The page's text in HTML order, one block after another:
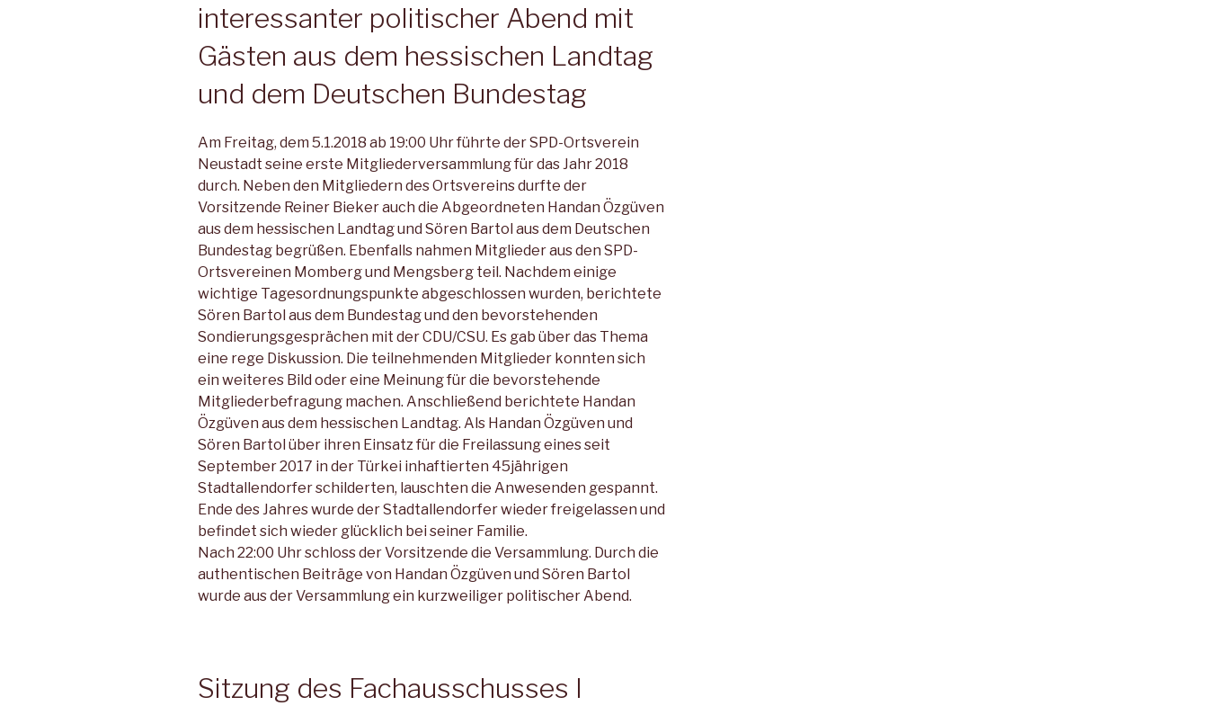
interessanter politischer Abend mit
Gästen aus dem hessischen Landtag
und dem Deutschen Bundestag
Am Freitag, dem 5.1.2018 ab 19:00 Uhr führte der SPD-Ortsverein
Neustadt seine erste Mitgliederversammlung für das Jahr 2018
durch. Neben den Mitgliedern des Ortsvereins durfte der
Vorsitzende Reiner Bieker auch die Abgeordneten Handan Özgüven
aus dem hessischen Landtag und Sören Bartol aus dem Deutschen
Bundestag begrüßen. Ebenfalls nahmen Mitglieder aus den SPD-
Ortsvereinen Momberg und Mengsberg teil. Nachdem einige
wichtige Tagesordnungspunkte abgeschlossen wurden, berichtete
Sören Bartol aus dem Bundestag und den bevorstehenden
Sondierungsgesprächen mit der CDU/CSU. Es gab über das Thema
eine rege Diskussion. Die teilnehmenden Mitglieder konnten sich
ein weiteres Bild oder eine Meinung für die bevorstehende
Mitgliederbefragung machen. Anschließend berichtete Handan
Özgüven aus dem hessischen Landtag. Als Handan Özgüven und
Sören Bartol über ihren Einsatz für die Freilassung eines seit
September 2017 in der Türkei inhaftierten 45jährigen
Stadtallendorfer schilderten, lauschten die Anwesenden gespannt.
Ende des Jahres wurde der Stadtallendorfer wieder freigelassen und
befindet sich wieder glücklich bei seiner Familie.
Nach 22:00 Uhr schloss der Vorsitzende die Versammlung. Durch die
authentischen Beiträge von Handan Özgüven und Sören Bartol
wurde aus der Versammlung ein kurzweiliger politischer Abend.
Sitzung des Fachausschusses I